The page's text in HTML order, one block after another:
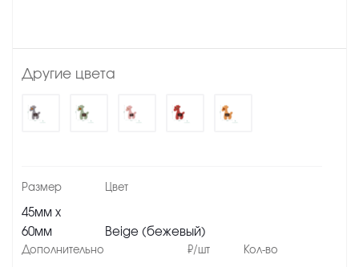
Другие цвета
45мм х
60мм
Beige (бежевый)